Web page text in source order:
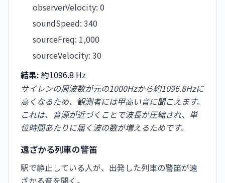
observerVelocity: 0
soundSpeed: 340
sourceFreq: 1,000
sourceVelocity: 30
結果: 約1096.8 Hz
サイレンの周波数が元の1000Hzから約1096.8Hzに
高くなるため、観測者には甲高い音に聞こえます。
これは、音源が近づくことで波長が圧縮され、単
位時間あたりに届く波の数が増えるためです。
遠ざかる列車の警笛
駅で静止している人が、出発した列車の警笛が遠
ざかる音を聞く。